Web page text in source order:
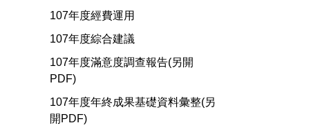
107年度經費運用
107年度綜合建議
107年度滿意度調查報告(另開
PDF)
107年度年終成果基礎資料彙整(另
開PDF)